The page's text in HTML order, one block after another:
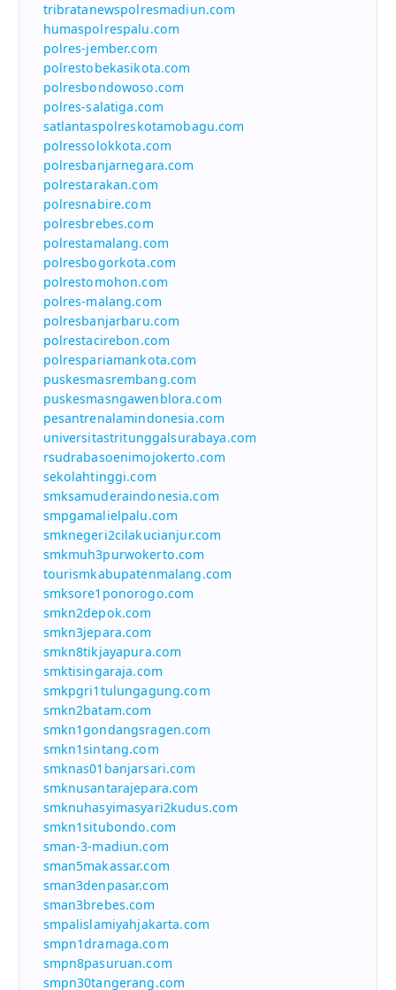
tribratanewspolresmadiun.com
humaspolrespalu.com
polres-jember.com
polrestobekasikota.com
polresbondowoso.com
polres-salatiga.com
satlantaspolreskotamobagu.com
polressolokkota.com
polresbanjarnegara.com
polrestarakan.com
polresnabire.com
polresbrebes.com
polrestamalang.com
polresbogorkota.com
polrestomohon.com
polres-malang.com
polresbanjarbaru.com
polrestacirebon.com
polrespariamankota.com
puskesmasrembang.com
puskesmasngawenblora.com
pesantrenalamindonesia.com
universitastritunggalsurabaya.com
rsudrabasoenimojokerto.com
sekolahtinggi.com
smksamuderaindonesia.com
smpgamalielpalu.com
smknegeri2cilakucianjur.com
smkmuh3purwokerto.com
tourismkabupatenmalang.com
smksore1ponorogo.com
smkn2depok.com
smkn3jepara.com
smkn8tikjayapura.com
smktisingaraja.com
smkpgri1tulungagung.com
smkn2batam.com
smkn1gondangsragen.com
smkn1sintang.com
smknas01banjarsari.com
smknusantarajepara.com
smknuhasyimasyari2kudus.com
smkn1situbondo.com
sman-3-madiun.com
sman5makassar.com
sman3denpasar.com
sman3brebes.com
smpalislamiyahjakarta.com
smpn1dramaga.com
smpn8pasuruan.com
smpn30tangerang.com